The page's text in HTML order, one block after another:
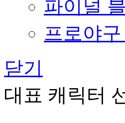
파이널
프로야
닫기
대표 캐릭터